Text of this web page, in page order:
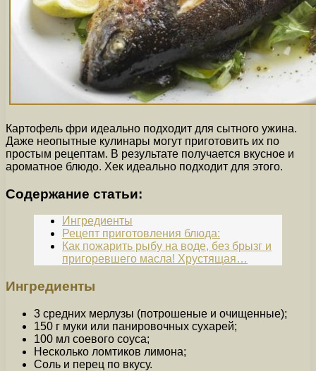
Картофель фри идеально подходит для сытного ужина.
Даже неопытные кулинары могут приготовить их по
простым рецептам. В результате получается вкусное и
ароматное блюдо. Хек идеально подходит для этого.
Содержание статьи:
Ингредиенты
Рецепт приготовления блюда:
Как пожарить рыбу на воде, без брызг и
пригоревшего масла! Хрустящая…
Ингредиенты
3 средних мерлузы (потрошеные и очищенные);
150 г муки или панировочных сухарей;
100 мл соевого соуса;
Несколько ломтиков лимона;
Соль и перец по вкусу.